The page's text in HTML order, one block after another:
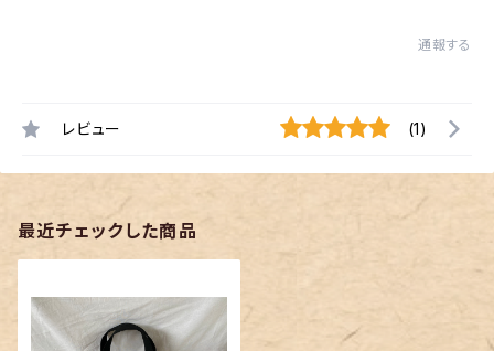
通報する
レビュー (1)
最近チェックした商品